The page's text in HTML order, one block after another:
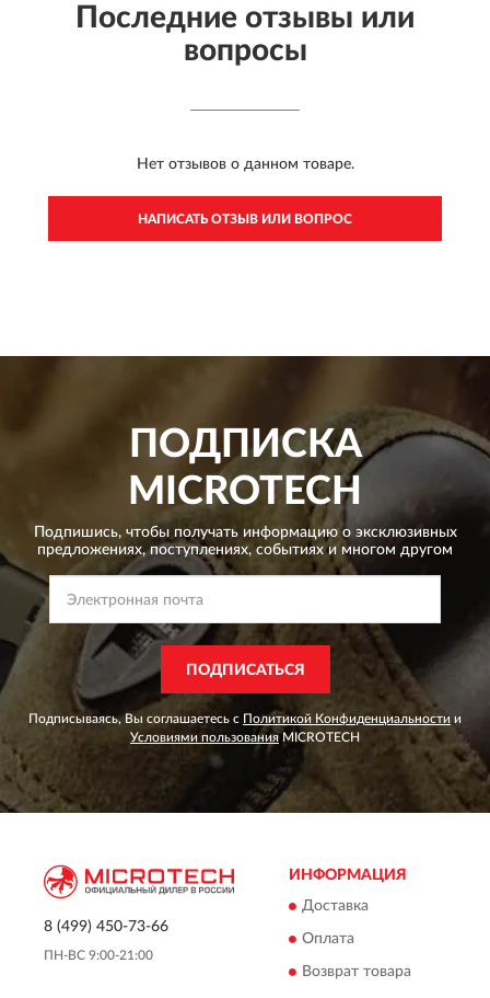
Последние отзывы или
вопросы
Нет отзывов о данном товаре.
НАПИСАТЬ ОТЗЫВ ИЛИ ВОПРОС
ПОДПИСКА
MICROTECH
Подпишись, чтобы получать информацию о эксклюзивных
предложениях,поступлениях, событиях и многом другом
ПОДПИСАТЬСЯ
Подписываясь, Вы соглашаетесь с Политикой Конфиденциальности и
Условиями пользованияMICROTECH
8 (499) 450-73-66
ПН-ВС 9:00-21:00
ИНФОРМАЦИЯ
Доставка
Оплата
Возврат товара